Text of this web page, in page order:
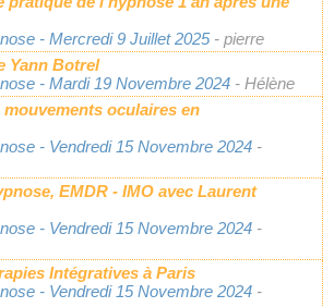
- Mercredi 9 Juillet 2025 - pierre
Yann Botrel
- Mardi 19 Novembre 2024 - Hélène
mouvements oculaires en
- Vendredi 15 Novembre 2024 -
EMDR - IMO avec Laurent
- Vendredi 15 Novembre 2024 -
Intégratives à Paris
- Vendredi 15 Novembre 2024 -